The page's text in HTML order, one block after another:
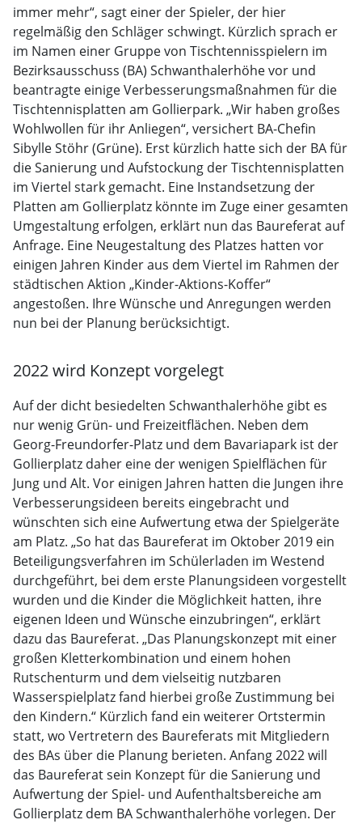
immer mehr“, sagt einer der Spieler, der hier
regelmäßig den Schläger schwingt. Kürzlich sprach er
im Namen einer Gruppe von Tischtennisspielern im
Bezirksausschuss (BA) Schwanthalerhöhe vor und
beantragte einige Verbesserungsmaßnahmen für die
Tischtennisplatten am Gollierpark. „Wir haben großes
Wohlwollen für ihr Anliegen“, versichert BA-Chefin
Sibylle Stöhr (Grüne). Erst kürzlich hatte sich der BA für
die Sanierung und Aufstockung der Tischtennisplatten
im Viertel stark gemacht. Eine Instandsetzung der
Platten am Gollierplatz könnte im Zuge einer gesamten
Umgestaltung erfolgen, erklärt nun das Baureferat auf
Anfrage. Eine Neugestaltung des Platzes hatten vor
einigen Jahren Kinder aus dem Viertel im Rahmen der
städtischen Aktion „Kinder-Aktions-Koffer“
angestoßen. Ihre Wünsche und Anregungen werden
nun bei der Planung berücksichtigt.
2022 wird Konzept vorgelegt
Auf der dicht besiedelten Schwanthalerhöhe gibt es
nur wenig Grün- und Freizeitflächen. Neben dem
Georg-Freundorfer-Platz und dem Bavariapark ist der
Gollierplatz daher eine der wenigen Spielflächen für
Jung und Alt. Vor einigen Jahren hatten die Jungen ihre
Verbesserungsideen bereits eingebracht und
wünschten sich eine Aufwertung etwa der Spielgeräte
am Platz. „So hat das Baureferat im Oktober 2019 ein
Beteiligungsverfahren im Schülerladen im Westend
durchgeführt, bei dem erste Planungsideen vorgestellt
wurden und die Kinder die Möglichkeit hatten, ihre
eigenen Ideen und Wünsche einzubringen“, erklärt
dazu das Baureferat. „Das Planungskonzept mit einer
großen Kletterkombination und einem hohen
Rutschenturm und dem vielseitig nutzbaren
Wasserspielplatz fand hierbei große Zustimmung bei
den Kindern.“ Kürzlich fand ein weiterer Ortstermin
statt, wo Vertretern des Baureferats mit Mitgliedern
des BAs über die Planung berieten. Anfang 2022 will
das Baureferat sein Konzept für die Sanierung und
Aufwertung der Spiel- und Aufenthaltsbereiche am
Gollierplatz dem BA Schwanthalerhöhe vorlegen. Der